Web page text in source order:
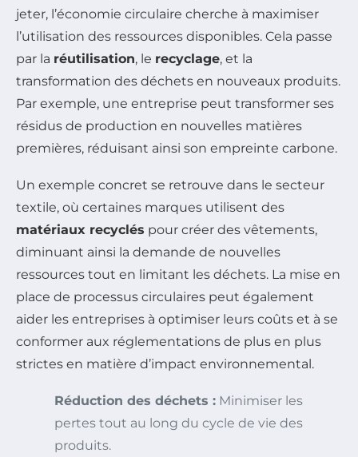
jeter, l’économie circulaire cherche à maximiser
l’utilisation des ressources disponibles. Cela passe
par la réutilisation, le recyclage, et la
transformation des déchets en nouveaux produits.
Par exemple, une entreprise peut transformer ses
résidus de production en nouvelles matières
premières, réduisant ainsi son empreinte carbone.
Un exemple concret se retrouve dans le secteur
textile, où certaines marques utilisent des
matériaux recyclés pour créer des vêtements,
diminuant ainsi la demande de nouvelles
ressources tout en limitant les déchets. La mise en
place de processus circulaires peut également
aider les entreprises à optimiser leurs coûts et à se
conformer aux réglementations de plus en plus
strictes en matière d’impact environnemental.
Réduction des déchets : Minimiser les
pertes tout au long du cycle de vie des
produits.